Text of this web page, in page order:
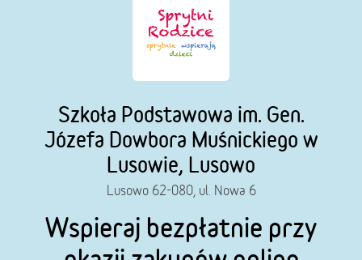
Szkoła Podstawowa im. Gen.
Józefa Dowbora Muśnickiego w
Lusowie, Lusowo
Lusowo 62-080, ul. Nowa 6
Wspieraj bezpłatnie przy